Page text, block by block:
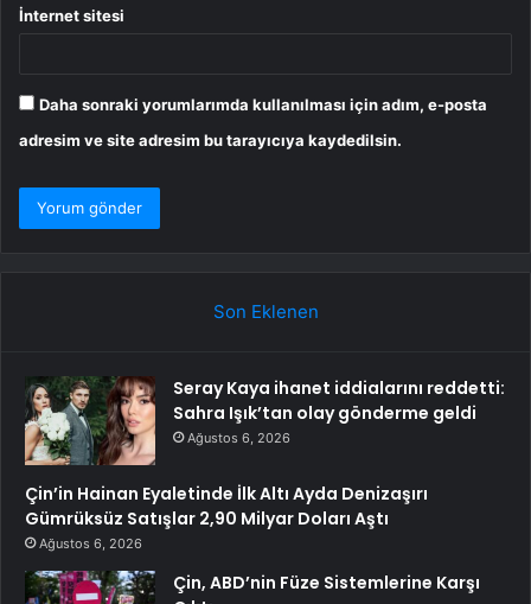
İnternet sitesi
Daha sonraki yorumlarımda kullanılması için adım, e-posta
adresim ve site adresim bu tarayıcıya kaydedilsin.
Son Eklenen
Seray Kaya ihanet iddialarını reddetti:
Sahra Işık’tan olay gönderme geldi
Ağustos 6, 2026
Çin’in Hainan Eyaletinde İlk Altı Ayda Denizaşırı
Gümrüksüz Satışlar 2,90 Milyar Doları Aştı
Ağustos 6, 2026
Çin, ABD’nin Füze Sistemlerine Karşı